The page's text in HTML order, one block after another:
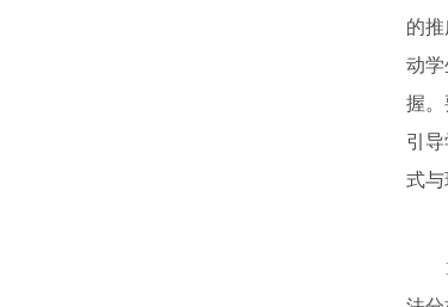
的
动
握
引
式与
10.